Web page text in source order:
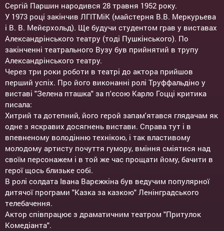
Сергій Паршин народився 28 травня 1952 року.
У 1973 році закінчив ЛГІТМіК (майстерня В.В. Меркурьева
і В. В. Мейєрхольд). Ще будучи студентом грав у виставах
Александрінського театру (тоді Пушкінського). По
закінченні театрального Вузу був прийнятий в трупу
Александрінського театру.
Через три роки роботи в театрі до актора прийшов
перший успіх. Про його виконанні ролі Труффальдіно у
виставі "Зелена пташка" за п'єсою Карло Гоцці критика
писала:
Хитрий та дотепний, його герой запам'ятався глядачам як
одне з яскравих досягнень вистави. Справа тут і в
впевненому володінню технікою, і так властивому
молодому артисту почуття гумору, вміння сміятися над
своїм персонажем і в той же час прощати йому, бачити в
герої щось близьке собі.
В ролі солдата Івана Варєжкіна був ведучим популярної
дитячої програми "Казка за казкою" Ленінградського
телебачення.
Актор співпрацює з драматичним театром "Притулок
Комедіанта".